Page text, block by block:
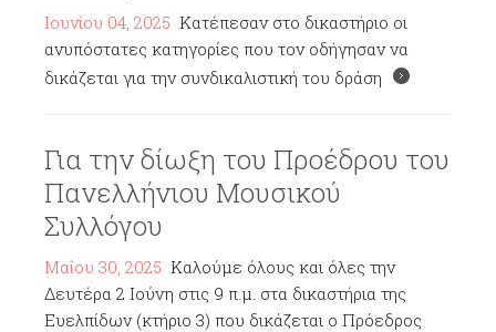
Ιουνίου 04, 2025 Κατέπεσαν στο δικαστήριο οι
ανυπόστατες κατηγορίες που τον οδήγησαν να
δικάζεται για την συνδικαλιστική του δράση
Για την δίωξη του Προέδρου του
Πανελλήνιου Μουσικού
Συλλόγου
Μαΐου 30, 2025 Καλούμε όλους και όλες την
Δευτέρα 2 Ιούνη στις 9 π.μ. στα δικαστήρια της
Ευελπίδων (κτήριο 3) που δικάζεται ο Πρόεδρος